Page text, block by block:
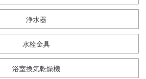
浄水器
水栓金具
浴室換気乾燥機